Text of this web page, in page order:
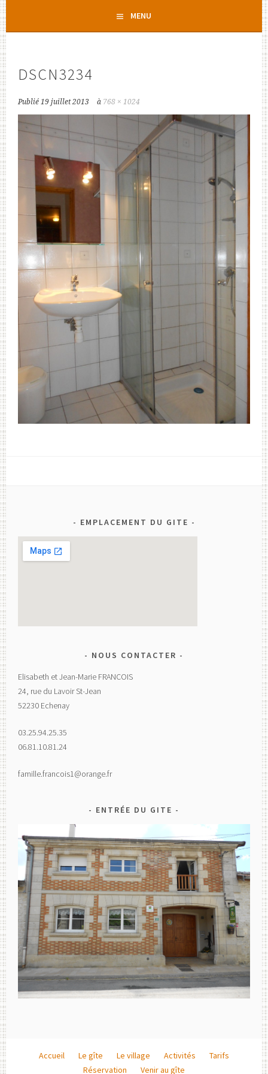
contenu
MENU
DSCN3234
Publié19 juillet 2013 à 768 × 1024
EMPLACEMENT DU GITE
NOUS CONTACTER
Elisabeth et Jean-Marie FRANCOIS
24, rue du Lavoir St-Jean
52230 Echenay
03.25.94.25.35
06.81.10.81.24
famille.francois1@orange.fr
ENTRÉE DU GITE
Accueil Le gîte Le village Activités
Tarifs
Réservation
Venir au gîte